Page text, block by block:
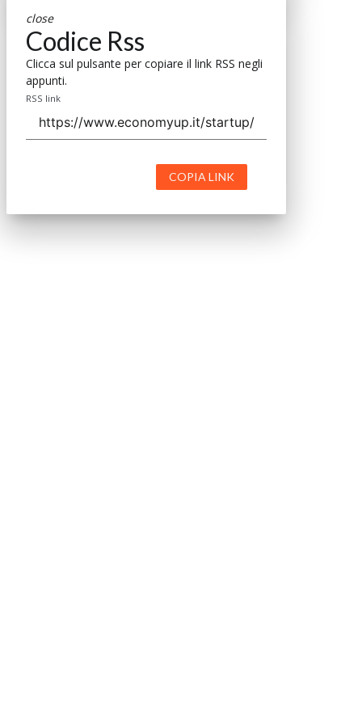
close
Codice Rss
Clicca sul pulsante per copiare il link RSS negli
appunti.
RSS link
COPIA LINK